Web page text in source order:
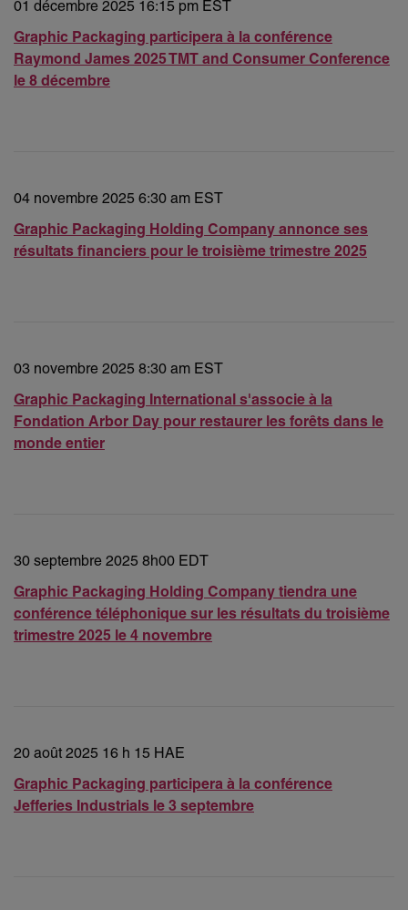
01 décembre 2025 16:15 pm EST
Graphic Packaging participera à la conférence
Raymond James 2025 TMT and Consumer Conference
le 8 décembre
04 novembre 2025 6:30 am EST
Graphic Packaging Holding Company annonce ses
résultats financiers pour le troisième trimestre 2025
03 novembre 2025 8:30 am EST
Graphic Packaging International s'associe à la
Fondation Arbor Day pour restaurer les forêts dans le
monde entier
30 septembre 2025 8h00 EDT
Graphic Packaging Holding Company tiendra une
conférence téléphonique sur les résultats du troisième
trimestre 2025 le 4 novembre
20 août 2025 16 h 15 HAE
Graphic Packaging participera à la conférence
Jefferies Industrials le 3 septembre